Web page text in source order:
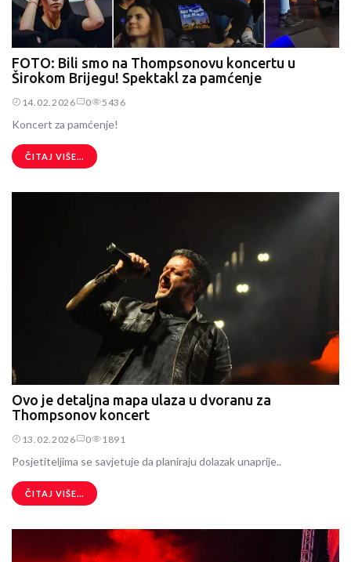
FOTO: Bili smo na Thompsonovu koncertu u
Širokom Brijegu! Spektakl za pamćenje
14.02.2026 0 5436
Koncert za pamćenje!
ČITAJ VIŠE...
Ovo je detaljna mapa ulaza u dvoranu za
Thompsonov koncert
13.02.2026 0 1891
Posjetiteljima se savjetuje da planiraju dolazak unaprije..
ČITAJ VIŠE...